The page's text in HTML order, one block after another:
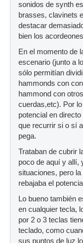
sonidos de synth
brasses, clavinets
destacar
bien los
En el momento de
escenario (junto a
sólo permitían
hammonds con
hammond con
cuerdas,etc). Por
potencial en
que recurrir si o sí
pega.
Trataban de cubrir
poco de aquí y allí,
situaciones, pero
rebajaba el
Lo bueno también
en cualquier tecla,
por 2 o 3 teclas
teclado, como
sus puntos de luz